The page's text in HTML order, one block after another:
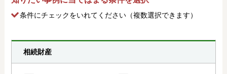
条件にチェックをいれてください（複数選択できます）
相続財産